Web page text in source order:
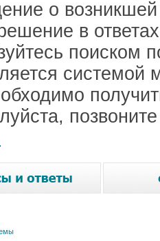
о
в
поиском
системой